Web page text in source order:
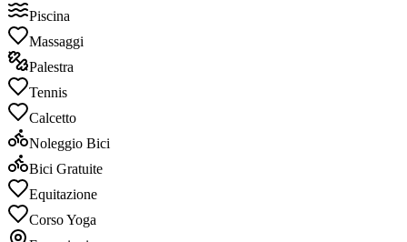
Piscina
Massaggi
Palestra
Tennis
Calcetto
Noleggio Bici
Bici Gratuite
Equitazione
Corso Yoga